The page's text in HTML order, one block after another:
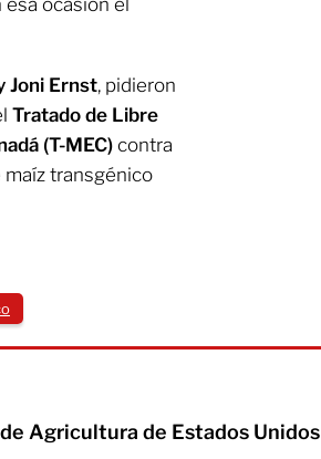
Joni Ernst, pidieron
Tratado de Libre
(T-MEC)contra
transgénico
Agricultura de Estados Unidos